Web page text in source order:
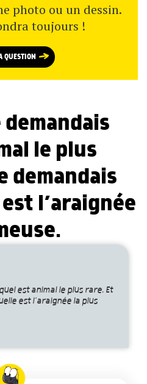
photo ou un dessin.
toujours !
QUESTION
demandais
le plus
demandais
l’araignée
est animal le plus rare. Et
est l’araignée la plus